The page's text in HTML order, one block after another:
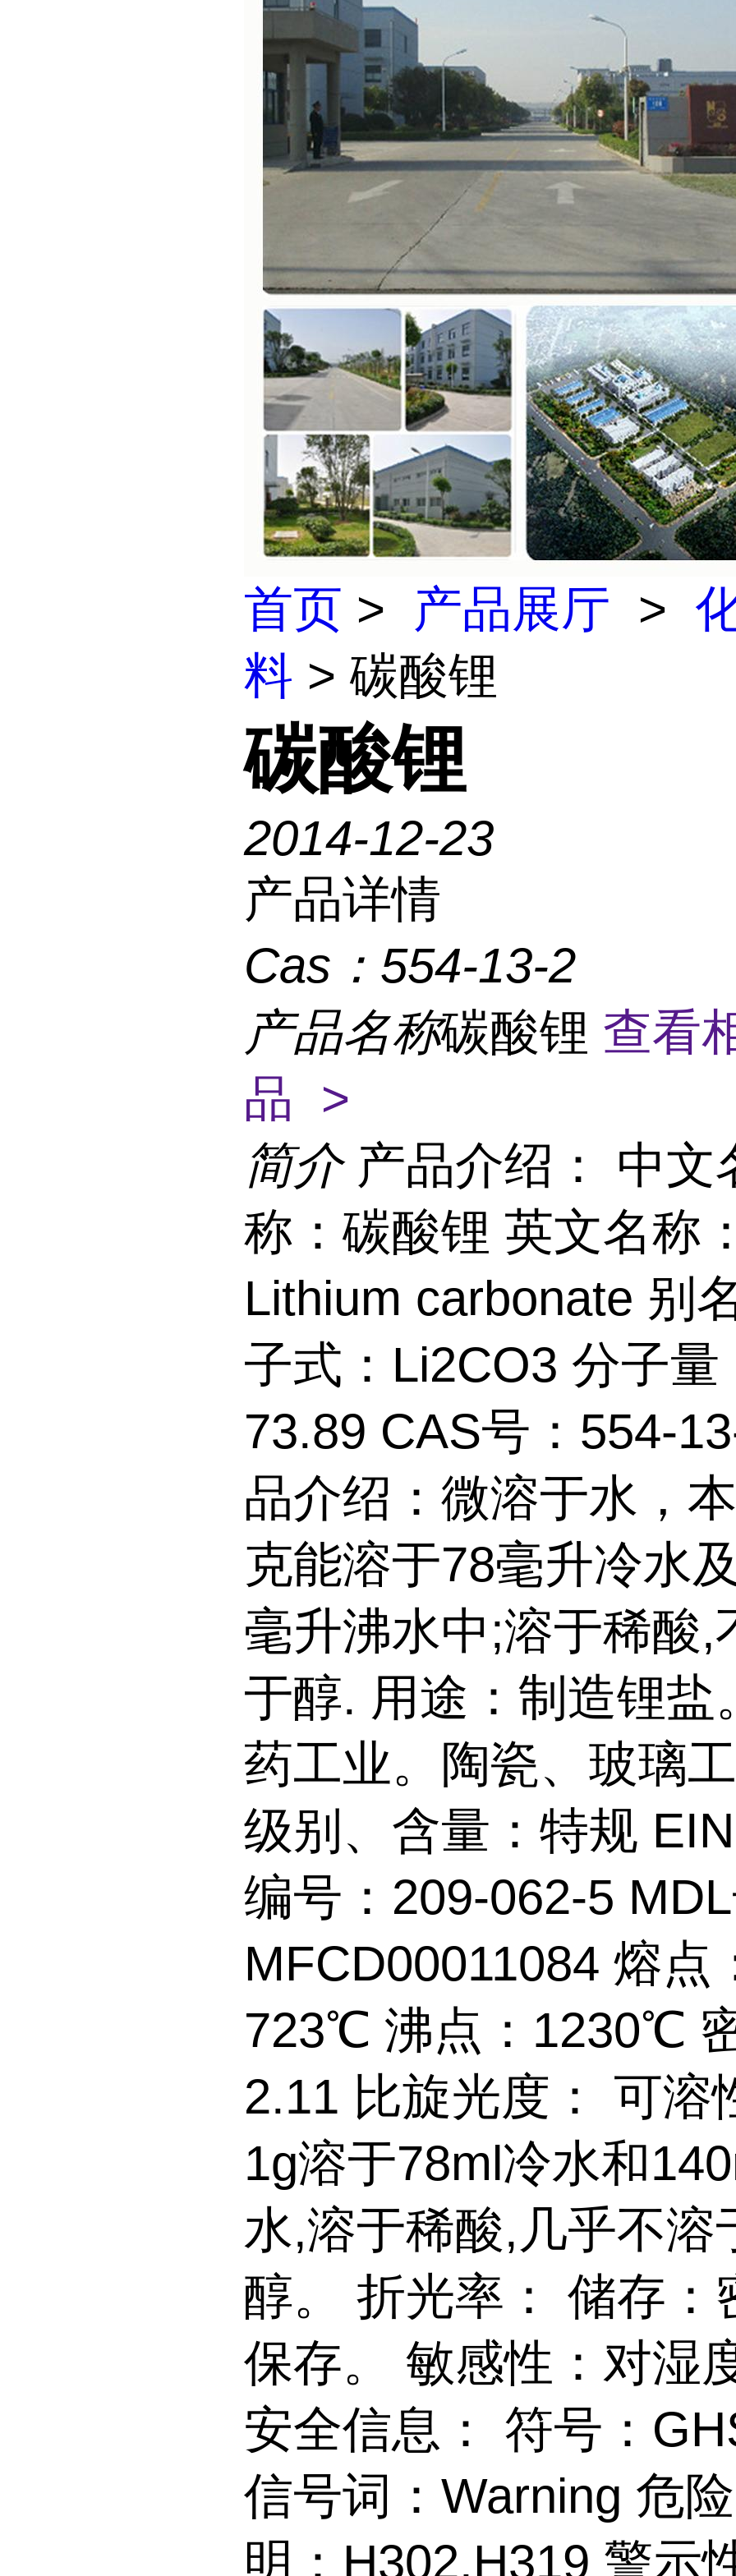
首页 > 产品展厅 >
料 > 碳酸锂
碳酸锂
2014-12-23
产品详情
Cas： 554-13-2
产品名称碳酸锂 查看
品 >
简介 产品介绍： 中文
称：碳酸锂 英文名称
Lithium carbonate 别
子式：Li2CO3 分子量
73.89 CAS号：554-
品介绍：微溶于水，
克能溶于78毫升冷水
毫升沸水中;溶于稀酸,
于醇. 用途：制造锂盐
药工业。陶瓷、玻璃
级别、含量：特规
编号：209-062-5
MFCD00011084 熔点
723℃ 沸点：1230℃
2.11 比旋光度： 可溶
1g溶于78ml冷水和
水,溶于稀酸,几乎不溶
醇。 折光率： 储存：
保存。 敏感性：对湿
安全信息： 符号：
信号词：Warning 危
明：H302,H319 警示